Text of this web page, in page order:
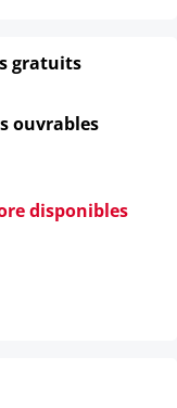
gratuits
ouvrables
disponibles